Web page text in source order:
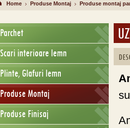
Home Produse Montaj Produse montaj
Parchet
Scari interioare lemn
Plinte, Glafuri lemn
Produse Montaj
Produse Finisaj